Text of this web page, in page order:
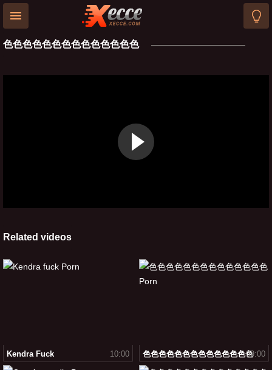
HOME
LONGEST
色色色色色色色色色色色色色色
Related videos
Kendra Fuck 10:00 色色色色色色色色色色色色色色09:00